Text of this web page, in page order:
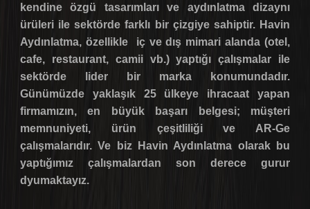
kendine özgü tasarımları ve aydınlatma dizaynı
ürüleri ile sektörde farklı bir çizgiye sahiptir. Havin
Aydınlatma, özellikle iç ve dış mimari alanda (otel,
cafe, restaurant, camii vb.) yaptığı çalışmalar ile
sektörde lider bir marka konumundadır.
Günümüzde yaklaşık 25 ülkeye ihracaat yapan
firmamızın, en büyük başarı belgesi; müşteri
memnuniyeti, ürün çeşitliliği ve AR-Ge
çalışmalarıdır. Ve biz Havin Aydınlatma olarak bu
yaptığımız çalışmalardan son derece gurur
dyumaktayız.